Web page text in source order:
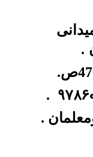
.
.